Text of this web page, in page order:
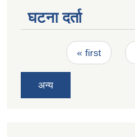
घटना दर्ता
Pages« first
अन्य